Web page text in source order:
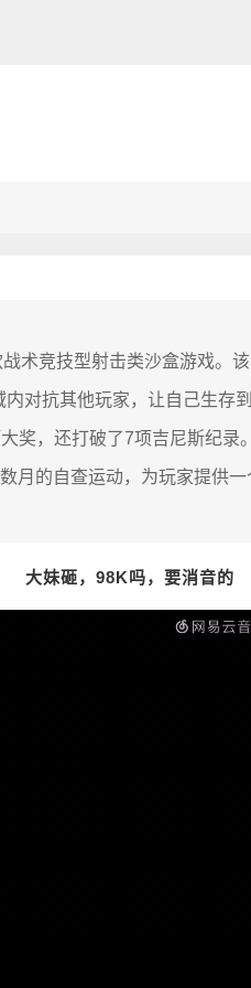
战术竞技型射击类沙盒游戏。
对抗其他玩家，让自己生存
奖，还打破了7项吉尼斯纪录
月的自查运动，为玩家提供
大妹砸，98K吗，要消音的